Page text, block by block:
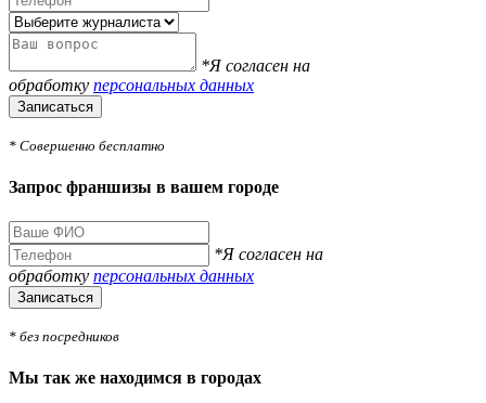
*Я согласен на
обработку персональных данных
Записаться
* Совершенно бесплатно
Запрос франшизы в вашем городе
*Я согласен на
обработку персональных данных
Записаться
* без посредников
Мы так же находимся в городах